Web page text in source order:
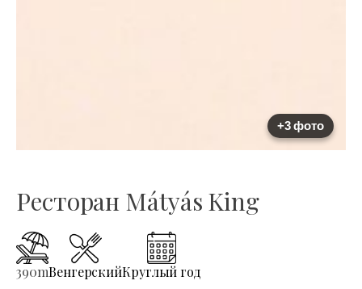
+3 фото
Ресторан Mátyás King
390mВенгерскийКруглый год